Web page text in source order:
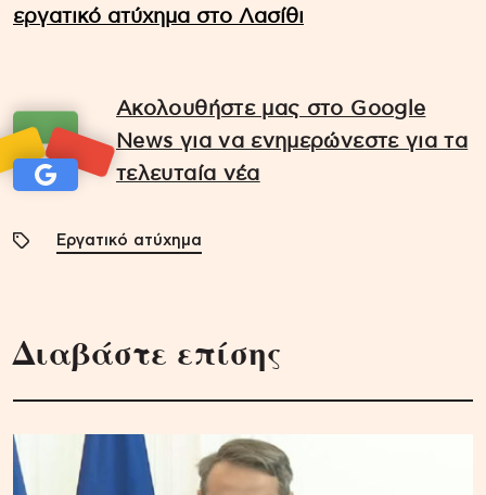
εργατικό ατύχημα στο Λασίθι
Ακολουθήστε μας στο Google
News για να ενημερώνεστε για τα
τελευταία νέα
Εργατικό ατύχημα
Διαβάστε επίσης